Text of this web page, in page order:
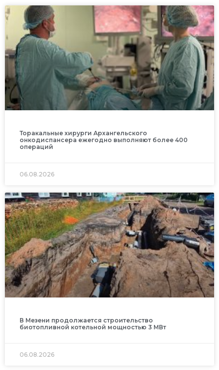
Торакальные хирурги Архангельского
онкодиспансера ежегодно выполняют более 400
операций
06.08.2026
В Мезени продолжается строительство
биотопливной котельной мощностью 3 МВт
06.08.2026